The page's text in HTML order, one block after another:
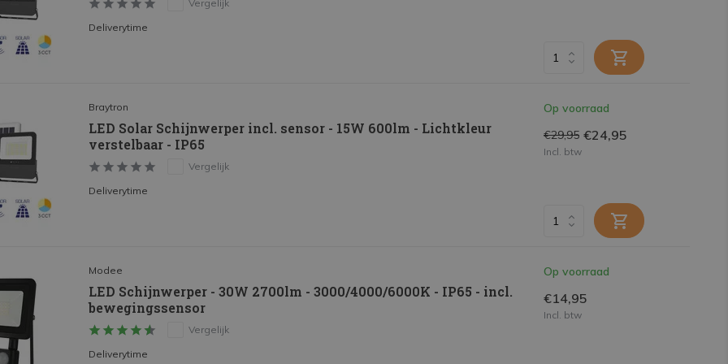
Vergelijk
Deliverytime
Braytron
LED Solar Schijnwerper incl. sensor - 15W 600lm - Lichtkleur
verstelbaar - IP65
Vergelijk
Deliverytime
Op voorraad
€29,95 €24,95
Incl. btw
Modee
LED Schijnwerper - 30W 2700lm - 3000/4000/6000K - IP65 - incl.
bewegingssensor
Vergelijk
Deliverytime
Op voorraad
€14,95
Incl. btw